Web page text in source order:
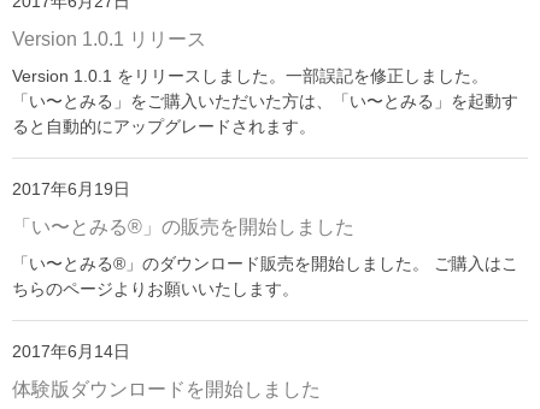
ダウンロード
お問い合わせ
Version 1.0.1 リリース
Version 1.0.1 をリリースしました。一部誤記を修正しました。
「い〜とみる」をご購入いただいた方は、「い〜とみる」を起動す
ると自動的にアップグレードされます。
2017年6月19日
「い〜とみる®」の販売を開始しました
「い〜とみる®」のダウンロード販売を開始しました。 ご購入はこ
ちらのページよりお願いいたします。
2017年6月14日
体験版ダウンロードを開始しました